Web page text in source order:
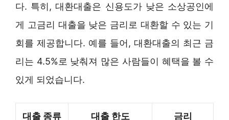
다. 특히, 대환대출은 신용도가 낮은 소상공인에
게 고금리 대출을 낮은 금리로 대환할 수 있는 기
회를 제공합니다. 예를 들어, 대환대출의 최근 금
리는 4.5%로 낮춰져 많은 사람들이 혜택을 볼 수
있게 되었습니다.
대출 종류 대출 한도 금리